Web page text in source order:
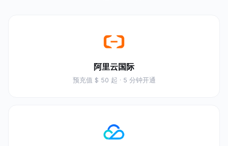
阿里云国际
预充值 $ 50 起 · 5 分钟开通